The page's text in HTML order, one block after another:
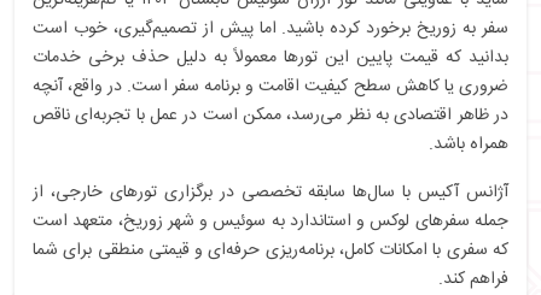
سفر به زوریخ برخورد کرده باشید. اما پیش از تصمیم‌گیری، خوب است
بدانید که قیمت پایین این تورها معمولاً به دلیل حذف برخی خدمات
ضروری یا کاهش سطح کیفیت اقامت و برنامه سفر است. در واقع، آنچه
در ظاهر اقتصادی به نظر می‌رسد، ممکن است در عمل با تجربه‌ای ناقص
همراه باشد.
آژانس آکیس با سال‌ها سابقه تخصصی در برگزاری تورهای خارجی، از
جمله سفرهای لوکس و استاندارد به سوئیس و شهر زوریخ، متعهد است
که سفری با امکانات کامل، برنامه‌ریزی حرفه‌ای و قیمتی منطقی برای شما
فراهم کند.